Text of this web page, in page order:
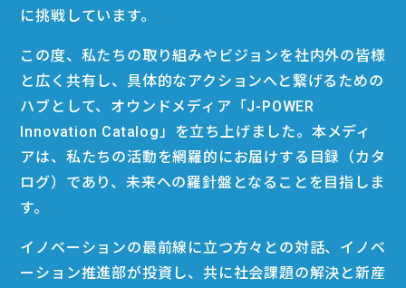
に挑戦しています。
この度、私たちの取り組みやビジョンを社内外の皆様
と広く共有し、具体的なアクションへと繋げるための
ハブとして、オウンドメディア「J-POWER
Innovation Catalog」を立ち上げました。本メディ
アは、私たちの活動を網羅的にお届けする目録（カタ
ログ）であり、未来への羅針盤となることを目指しま
す。
イノベーションの最前線に立つ方々との対話、イノベ
ーション推進部が投資し、共に社会課題の解決と新産